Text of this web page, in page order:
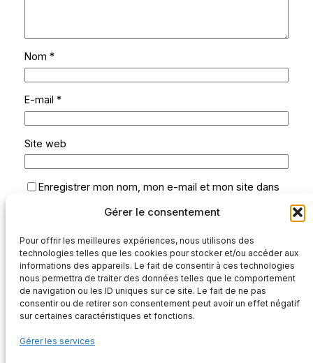
Gérer le consentement
Pour offrir les meilleures expériences, nous utilisons des
technologies telles que les cookies pour stocker et/ou accéder aux
informations des appareils. Le fait de consentir à ces technologies
nous permettra de traiter des données telles que le comportement
de navigation ou les ID uniques sur ce site. Le fait de ne pas
consentir ou de retirer son consentement peut avoir un effet négatif
sur certaines caractéristiques et fonctions.
Gérer les services
Nom *
E-mail *
Site web
Enregistrer mon nom, mon e-mail et mon site dans